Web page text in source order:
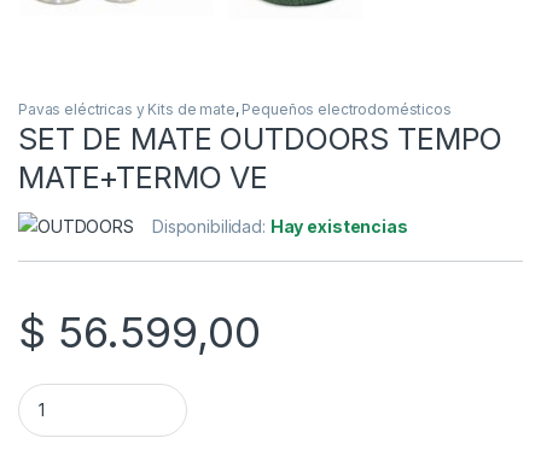
Pavas eléctricas y Kits de mate, Pequeños electrodomésticos
SET DE MATE OUTDOORS TEMPO
MATE+TERMO VE
Disponibilidad: Hay existencias
$ 56.599,00
SET DE MATE OUTDOORS TEMPO MATE+TERMO VE quantity